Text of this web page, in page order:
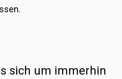
sich um immerhin